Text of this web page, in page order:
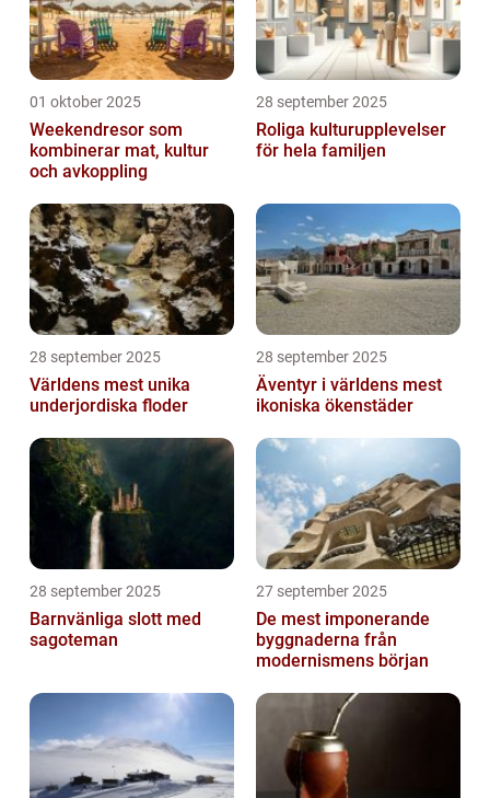
01 oktober 2025
Weekendresor som
kombinerar mat, kultur
och avkoppling
28 september 2025
Roliga kulturupplevelser
för hela familjen
28 september 2025
Världens mest unika
underjordiska floder
28 september 2025
Äventyr i världens mest
ikoniska ökenstäder
28 september 2025
Barnvänliga slott med
sagoteman
27 september 2025
De mest imponerande
byggnaderna från
modernismens början